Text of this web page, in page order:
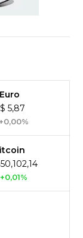
Euro
5,87
+0,01%